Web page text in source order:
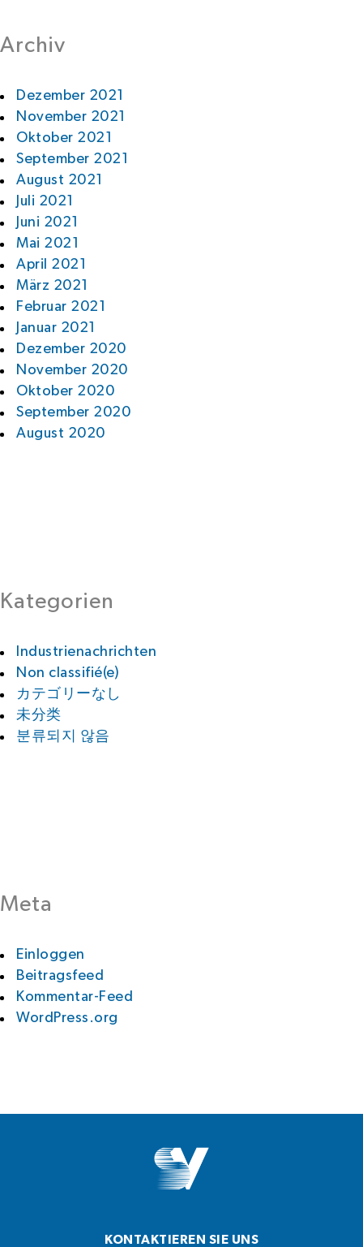
Archiv
Dezember 2021
November 2021
Oktober 2021
September 2021
August 2021
Juli 2021
Juni 2021
Mai 2021
April 2021
März 2021
Februar 2021
Januar 2021
Dezember 2020
November 2020
Oktober 2020
September 2020
August 2020
Kategorien
Industrienachrichten
Non classifié(e)
カテゴリーなし
未分类
분류되지 않음
Meta
Einloggen
Beitragsfeed
Kommentar-Feed
WordPress.org
KONTAKTIEREN SIE UNS